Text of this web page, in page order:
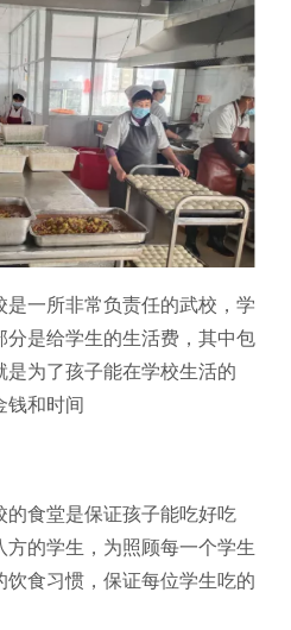
一所非常负责任的武校，学
是给学生的生活费，其中包
为了孩子能在学校生活的
钱和时间
食堂是保证孩子能吃好吃
的学生，为照顾每一个学生
饮食习惯，保证每位学生吃的